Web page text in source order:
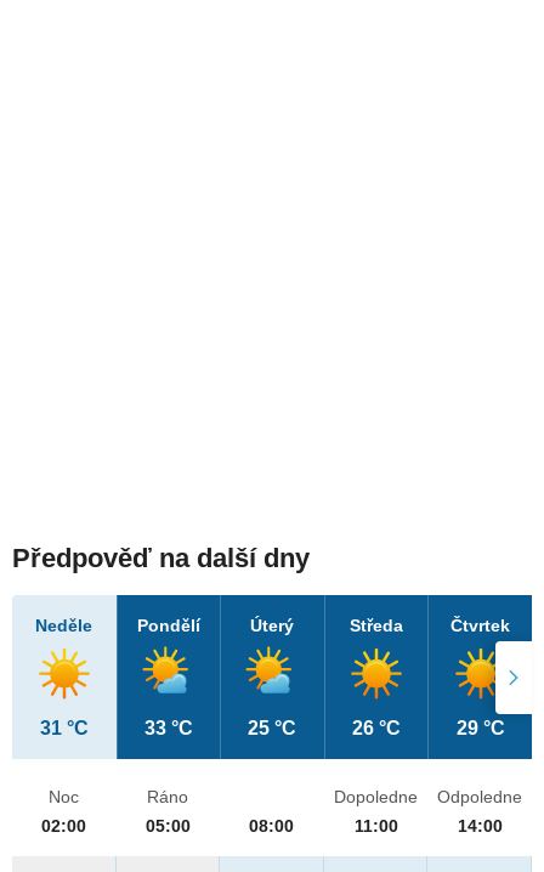
Předpověď na další dny
Neděle
31 °C
Pondělí
33 °C
Úterý
25 °C
Středa
26 °C
Čtvrtek
29 °C
Noc
02:00
Ráno
05:00
08:00
Dopoledne
11:00
Odpoledne
14:00